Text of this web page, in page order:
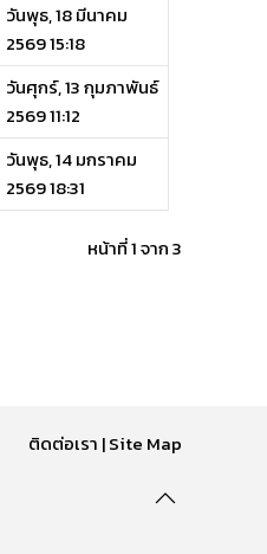
วันพุธ, 18 มีนาคม
2569 15:18
วันศุกร์, 13 กุมภาพันธ์
2569 11:12
วันพุธ, 14 มกราคม
2569 18:31
หน้าที่ 1 จาก 3
ติดต่อเรา |Site Map